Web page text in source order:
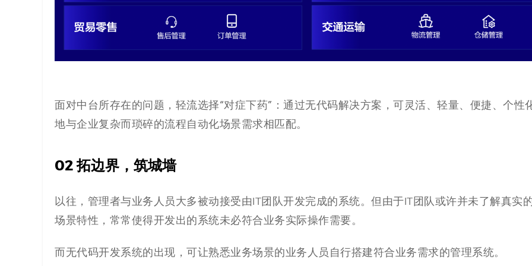
面对中台所存在的问题，轻流选择“对症下药”：通过无代码解决方案，可灵活、轻量、便捷、个性
地与企业复杂而琐碎的流程自动化场景需求相匹配。
02 拓边界，筑城墙
以往，管理者与业务人员大多被动接受由IT团队开发完成的系统。但由于IT团队或许并未了解真实
场景特性，常常使得开发出的系统未必符合业务实际操作需要。
而无代码开发系统的出现，可让熟悉业务场景的业务人员自行搭建符合业务需求的管理系统。